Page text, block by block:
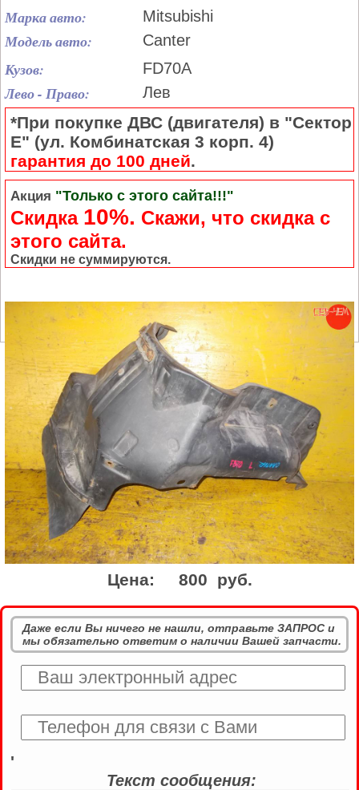
Марка авто: Mitsubishi
Модель авто: Canter
Кузов: FD70A
Лево - Право: Лев
*При покупке ДВС (двигателя) в "Сектор
Е" (ул. Комбинатская 3 корп. 4)
гарантия до 100 дней.
Акция "Только с этого сайта!!!"
Скидка 10%. Cкажи, что скидка с
этого сайта.
Скидки не суммируются.
Цена: 800 руб.
Даже если Вы ничего не нашли, отправьте ЗАПРОС и
мы обязательно ответим о наличии Вашей запчасти.
'
Текст сообщения: